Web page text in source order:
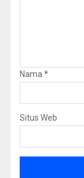
Nama *
Situs Web